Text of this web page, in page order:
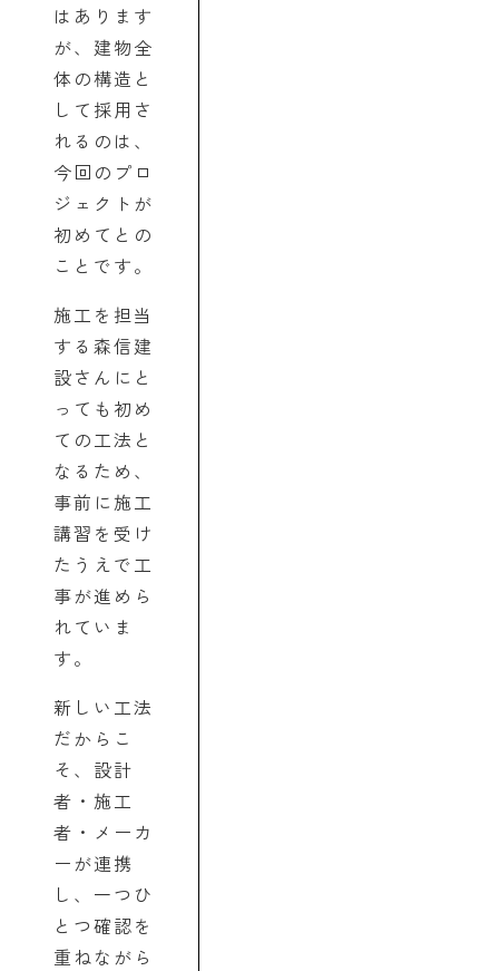
はあります
が、建物全
体の構造と
して採用さ
れるのは、
今回のプロ
ジェクトが
初めてとの
ことです。
施工を担当
する森信建
設さんにと
っても初め
ての工法と
なるため、
事前に施工
講習を受け
たうえで工
事が進めら
れていま
す。
新しい工法
だからこ
そ、設計
者・施工
者・メーカ
ーが連携
し、一つひ
とつ確認を
重ねながら